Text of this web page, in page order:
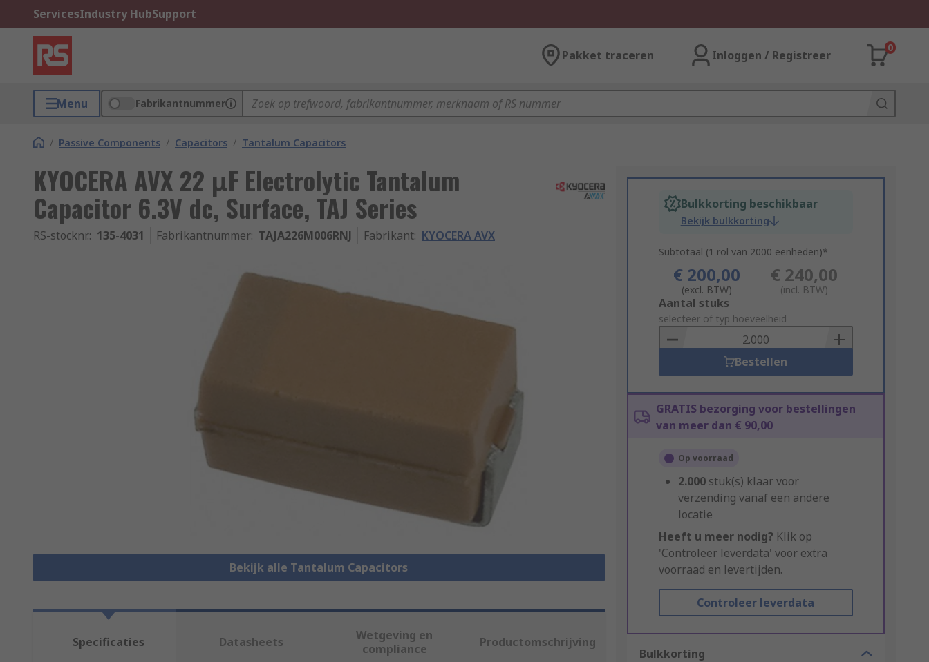
ServicesIndustry HubSupport
Pakket traceren Inloggen / Registreer
0
Menu Fabrikantnummer
/ Passive Components / Capacitors / Tantalum Capacitors
KYOCERA AVX 22 μF Electrolytic Tantalum
Capacitor 6.3V dc, Surface, TAJ Series
RS-stocknr.: 135-4031 Fabrikantnummer: TAJA226M006RNJ Fabrikant: KYOCERA AVX
Bekijk alle Tantalum Capacitors
Bulkkorting beschikbaar
Bekijk bulkkorting
Subtotaal (1 rol van 2000 eenheden)*
€ 200,00
(excl. BTW)
€ 240,00
(incl. BTW)
Add
to
Basket
Aantal stuks
selecteer of typ hoeveelheid
Bestellen
GRATIS bezorging voor bestellingen
van meer dan € 90,00
Op voorraad
2.000 stuk(s) klaar voor
verzending vanaf een andere
locatie
Heeft u meer nodig? Klik op
'Controleer leverdata' voor extra
voorraad en levertijden.
Controleer leverdata
Bulkkorting
Specificaties Datasheets
Wetgeving en
compliance
Productomschrijving